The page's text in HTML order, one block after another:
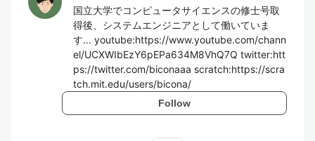
国立大学でコンピュータサイエンスの修士号取
得後、システムエンジニアとして働いていま
す... youtube:https://www.youtube.com/chann
el/UCXWIbEzY6pEPa634M8VhQ7Q twitter:htt
ps://twitter.com/biconaaa scratch:https://scra
tch.mit.edu/users/bicona/
Follow